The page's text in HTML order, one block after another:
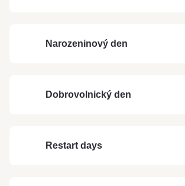
Narozeninový den
Dobrovolnický den
Restart days